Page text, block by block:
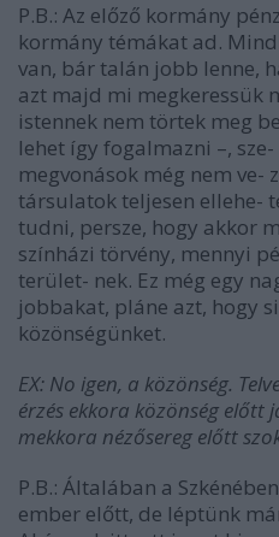
P.B.: Az előző kormány
kormány témákat ad.
van, bár talán jobb lenne,
azt majd mi megkeressük
istennek nem törtek meg
lehet így fogalmazni –,
megvonások még nem ve-
társulatok teljesen ellehe-
tudni, persze, hogy akkor
színházi törvény, mennyi
terület- nek. Ez még egy
jobbakat, pláne azt, hogy
közönségünket.
EX: No igen, a közönség.
érzés ekkora közönség előtt
mekkora nézősereg előtt
P.B.: Általában a
ember előtt, de léptünk